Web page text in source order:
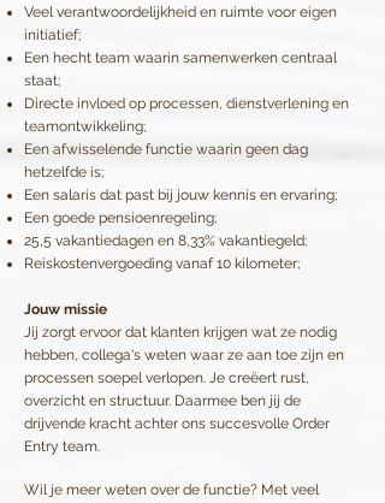
Veel verantwoordelijkheid en ruimte voor eigen
initiatief;
Een hecht team waarin samenwerken centraal
staat;
Directe invloed op processen, dienstverlening en
teamontwikkeling;
Een afwisselende functie waarin geen dag
hetzelfde is;
Een salaris dat past bij jouw kennis en ervaring;
Een goede pensioenregeling;
25,5 vakantiedagen en 8,33% vakantiegeld;
Reiskostenvergoeding vanaf 10 kilometer;
Jouw missie
Jij zorgt ervoor dat klanten krijgen wat ze nodig
hebben, collega's weten waar ze aan toe zijn en
processen soepel verlopen. Je creëert rust,
overzicht en structuur. Daarmee ben jij de
drijvende kracht achter ons succesvolle Order
Entry team.
Wil je meer weten over de functie? Met veel